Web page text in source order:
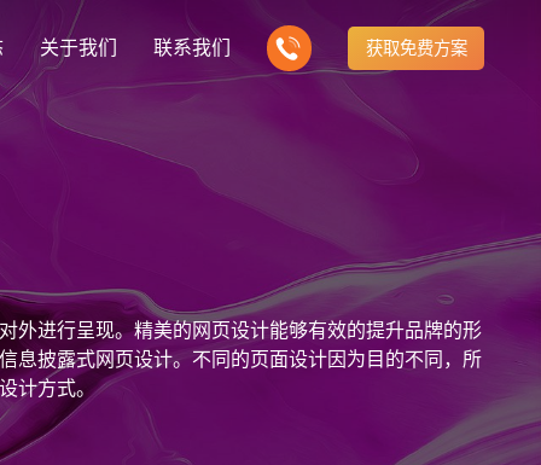
企业营销型网站建设
网站建设定制改版
定制化网站建设改版方案
手机微信网站建设
行业门户网站
行业门户网站平台开发
牌官网
牌型网站建设 营销型网站建力企业公信力
站建设解决方
政府网站建设解决方案
设解决方案
多样化产品总有一个满足你的需求
建站知识
Website building knowledge
计
Design
关于我们
公司团队
我们的团队协作精神
联系我们 获取免费方案
外进行呈现。精美的网页设计能够有效的提升品牌的形
息披露式网页设计。不同的页面设计因为目的不同，所
计方式。